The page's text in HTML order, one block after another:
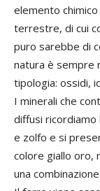
elemento
terrestre, di cui
puro sarebbe di
natura è sempre
tipologia: ossidi,
I minerali che
diffusi ricordiamo
e zolfo e si
colore giallo oro,
una